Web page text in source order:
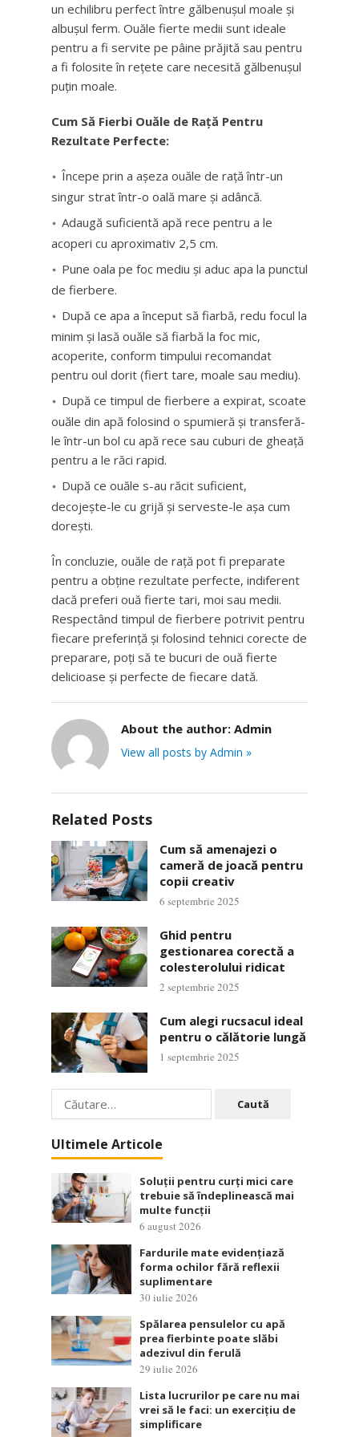
un echilibru perfect între gălbenușul moale și
albușul ferm. Ouăle fierte medii sunt ideale
pentru a fi servite pe pâine prăjită sau pentru
a fi folosite în rețete care necesită gălbenușul
puțin moale.
Cum Să Fierbi Ouăle de Rață Pentru
Rezultate Perfecte:
Începe prin a așeza ouăle de rață într-un
singur strat într-o oală mare și adâncă.
Adaugă suficientă apă rece pentru a le
acoperi cu aproximativ 2,5 cm.
Pune oala pe foc mediu și aduc apa la punctul
de fierbere.
După ce apa a început să fiarbă, redu focul la
minim și lasă ouăle să fiarbă la foc mic,
acoperite, conform timpului recomandat
pentru oul dorit (fiert tare, moale sau mediu).
După ce timpul de fierbere a expirat, scoate
ouăle din apă folosind o spumieră și transferă-
le într-un bol cu apă rece sau cuburi de gheață
pentru a le răci rapid.
După ce ouăle s-au răcit suficient,
decojește-le cu grijă și serveste-le așa cum
dorești.
În concluzie, ouăle de rață pot fi preparate
pentru a obține rezultate perfecte, indiferent
dacă preferi ouă fierte tari, moi sau medii.
Respectând timpul de fierbere potrivit pentru
fiecare preferință și folosind tehnici corecte de
preparare, poți să te bucuri de ouă fierte
delicioase și perfecte de fiecare dată.
About the author: Admin
View all posts by Admin »
Related Posts
Cum să amenajezi o
cameră de joacă pentru
copii creativ
6 septembrie 2025
Ghid pentru
gestionarea corectă a
colesterolului ridicat
2 septembrie 2025
Cum alegi rucsacul ideal
pentru o călătorie lungă
1 septembrie 2025
Caută
după:
Ultimele Articole
Soluții pentru curți mici care
trebuie să îndeplinească mai
multe funcții
6 august 2026
Fardurile mate evidențiază
forma ochilor fără reflexii
suplimentare
30 iulie 2026
Spălarea pensulelor cu apă
prea fierbinte poate slăbi
adezivul din ferulă
29 iulie 2026
Lista lucrurilor pe care nu mai
vrei să le faci: un exercițiu de
simplificare